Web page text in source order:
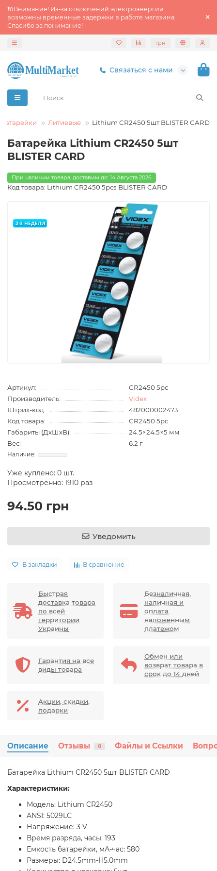
🔌Внимание! Из‑за отключений электроэнергии
возможны временные задержки в работе магазина.
Спасибо за понимание!
грн
Связаться с нами
Батарейки Литиевые Lithium CR2450 5шт BLISTER CARD
Батарейка Lithium CR2450 5шт
BLISTER CARD
При наличии товара, доставим до: 14 Августа 2026
Код товара: Lithium CR2450 5pcs BLISTER CARD
2-3 НЕДЕЛИ
Артикул:
CR2450 5pc
Производитель:
Videx
Штрих-код:
482000002473
Код товара:
CR2450 5pc
Габариты (ДхШхВ):
24.5×24.5×5 мм
Вес:
6.2 г
Уже куплено: 0 шт.
Просмотренно: 1910 раз
94.50 грн
Уведомить
В закладки В сравнение
Быстрая
доставка товара
по всей
территории
Украины
Безналичная,
наличная и
оплата
наложенным
платежом
Гарантия на все
виды товара
Обмен или
возврат товара в
срок до 14 дней
Акции, скидки,
подарки
Описание Отзывы 0 Файлы и Ссылки
Батарейка Lithium CR2450 5шт BLISTER CARD
Характеристики:
Модель: Lithium CR2450
ANSI: 5029LC
Напряжение: 3 V
Время разряда, часы: 193
Емкость батарейки, мА-час: 580
Размеры: D24.5mm-H5.0mm